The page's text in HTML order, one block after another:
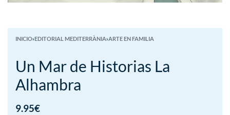
INICIO›EDITORIAL MEDITERRÀNIA›ARTE EN FAMILIA
Un Mar de Historias La
Alhambra
9.95€